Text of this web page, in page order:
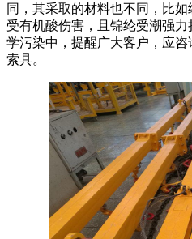
同，其采取的材料也不同，比
受有机酸伤害，且锦纶受潮强
学污染中，提醒广大客户，应
索具。